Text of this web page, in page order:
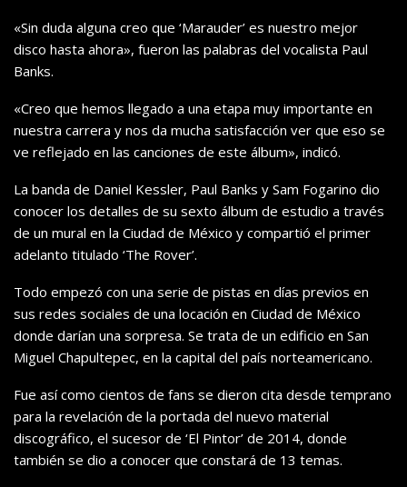
«Sin duda alguna creo que ‘Marauder’ es nuestro mejor
disco hasta ahora», fueron las palabras del vocalista Paul
Banks.
«Creo que hemos llegado a una etapa muy importante en
nuestra carrera y nos da mucha satisfacción ver que eso se
ve reflejado en las canciones de este álbum», indicó.
La banda de Daniel Kessler, Paul Banks y Sam Fogarino dio
conocer los detalles de su sexto álbum de estudio a través
de un mural en la Ciudad de México y compartió el primer
adelanto titulado ‘The Rover’.
Todo empezó con una serie de pistas en días previos en
sus redes sociales de una locación en Ciudad de México
donde darían una sorpresa. Se trata de un edificio en San
Miguel Chapultepec, en la capital del país norteamericano.
Fue así como cientos de fans se dieron cita desde temprano
para la revelación de la portada del nuevo material
discográfico, el sucesor de ‘El Pintor’ de 2014, donde
también se dio a conocer que constará de 13 temas.